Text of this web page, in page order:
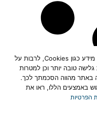
תקווה>>
באתר זה נעשה שימוש בטכנולוגיות איסוף מידע כגון Cookies, לרבות על
גלישה טובה יותר וכן למטרות
באתר מהווה הסכמתך לכך.
באמצעים הללו, ראו את
הפרטיות